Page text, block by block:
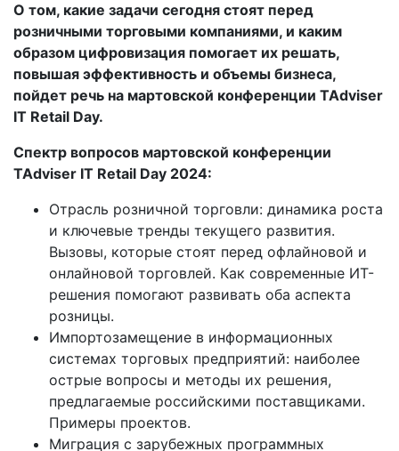
О том, какие задачи сегодня стоят перед
розничными торговыми компаниями, и каким
образом цифровизация помогает их решать,
повышая эффективность и объемы бизнеса,
пойдет речь на мартовской конференции TAdviser
IT Retail Day.
Спектр вопросов мартовской конференции
TAdviser IT Retail Day 2024:
Отрасль розничной торговли: динамика роста
и ключевые тренды текущего развития.
Вызовы, которые стоят перед офлайновой и
онлайновой торговлей. Как современные ИТ-
решения помогают развивать оба аспекта
розницы.
Импортозамещение в информационных
системах торговых предприятий: наиболее
острые вопросы и методы их решения,
предлагаемые российскими поставщиками.
Примеры проектов.
Миграция с зарубежных программных